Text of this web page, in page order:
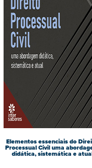
Elementos essenciais do
Processual Civil uma
didática, sistemática e